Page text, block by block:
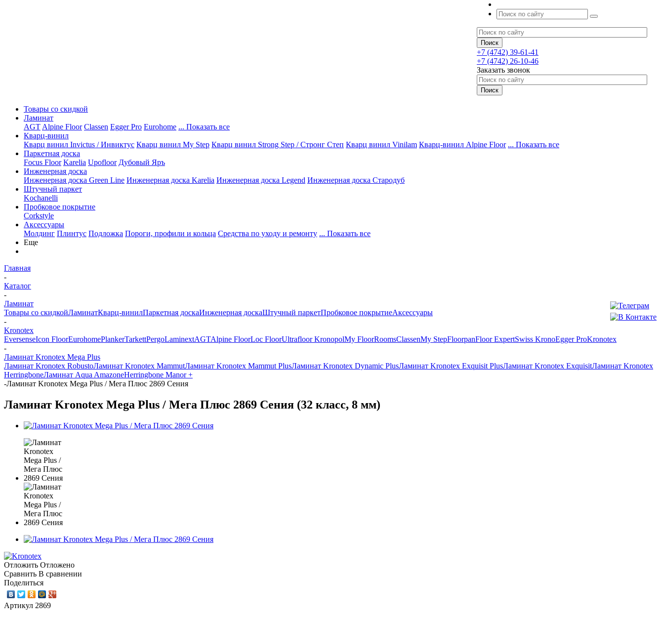
+7 (4742) 39-61-41
+7 (4742) 26-10-46
Заказать звонок
Товары со скидкой
Ламинат
AGT Alpine Floor Classen Egger Pro Eurohome ... Показать все
Кварц-винил
Кварц винил Invictus / Инвиктус Кварц винил My Step Кварц винил Strong Step / Стронг Степ Кварц винил Vinilam Кварц-винил Alpine Floor ... Показать все
Паркетная доска
Focus Floor Karelia Upofloor Дубовый Яръ
Инженерная доска
Инженерная доска Green Line Инженерная доска Karelia Инженерная доска Legend Инженерная доска Стародуб
Штучный паркет
Kochanelli
Пробковое покрытие
Corkstyle
Аксессуары
Молдинг Плинтус Подложка Пороги, профили и кольца Средства по уходу и ремонту ... Показать все
Еще
Главная
-
Каталог
-
Ламинат
Товары со скидкойЛаминатКварц-винилПаркетная доскаИнженерная доскаШтучный паркетПробковое покрытиеАксессуары
-
Kronotex
EversenseIcon FloorEurohomePlankerTarkettPergoLaminextAGTAlpine FloorLoc FloorUltrafloorKronopolMy FloorRoomsClassenMy StepFloorpanFloor ExpertSwiss KronoEgger ProKronotex
-
Ламинат Kronotex Mega Plus
Ламинат Kronotex RobustoЛаминат Kronotex MammutЛаминат Kronotex Mammut PlusЛаминат Kronotex Dynamic PlusЛаминат Kronotex Exquisit PlusЛаминат Kronotex ExquisitЛаминат Kronotex
HerringboneЛаминат Aqua AmazoneHerringbone Manor +
-Ламинат Kronotex Mega Plus / Мега Плюс 2869 Сения
Ламинат Kronotex Mega Plus / Мега Плюс 2869 Сения (32 класс, 8 мм)
Отложить Отложено
Сравнить В сравнении
Поделиться
Артикул 2869